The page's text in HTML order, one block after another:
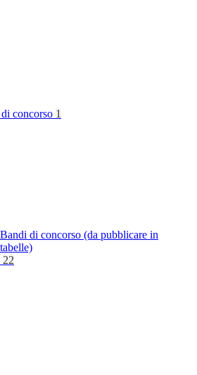
concorso 1
Bandi di concorso (da pubblicare in
tabelle)
22